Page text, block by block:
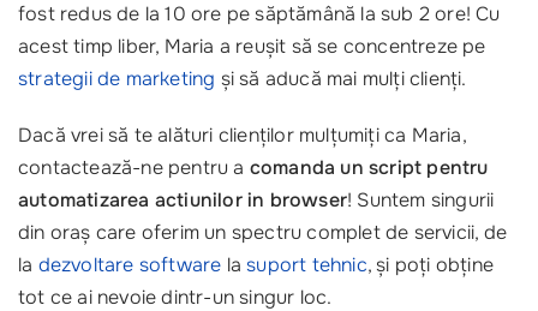
fost redus de la 10 ore pe săptămână la sub 2 ore! Cu
acest timp liber, Maria a reușit să se concentreze pe
strategii de marketing și să aducă mai mulți clienți.
Dacă vrei să te alături clienților mulțumiți ca Maria,
contactează-ne pentru a comanda un script pentru
automatizarea actiunilor in browser! Suntem singurii
din oraș care oferim un spectru complet de servicii, de
la dezvoltare software lasuport tehnic, și poți obține
tot ce ai nevoie dintr-un singur loc.